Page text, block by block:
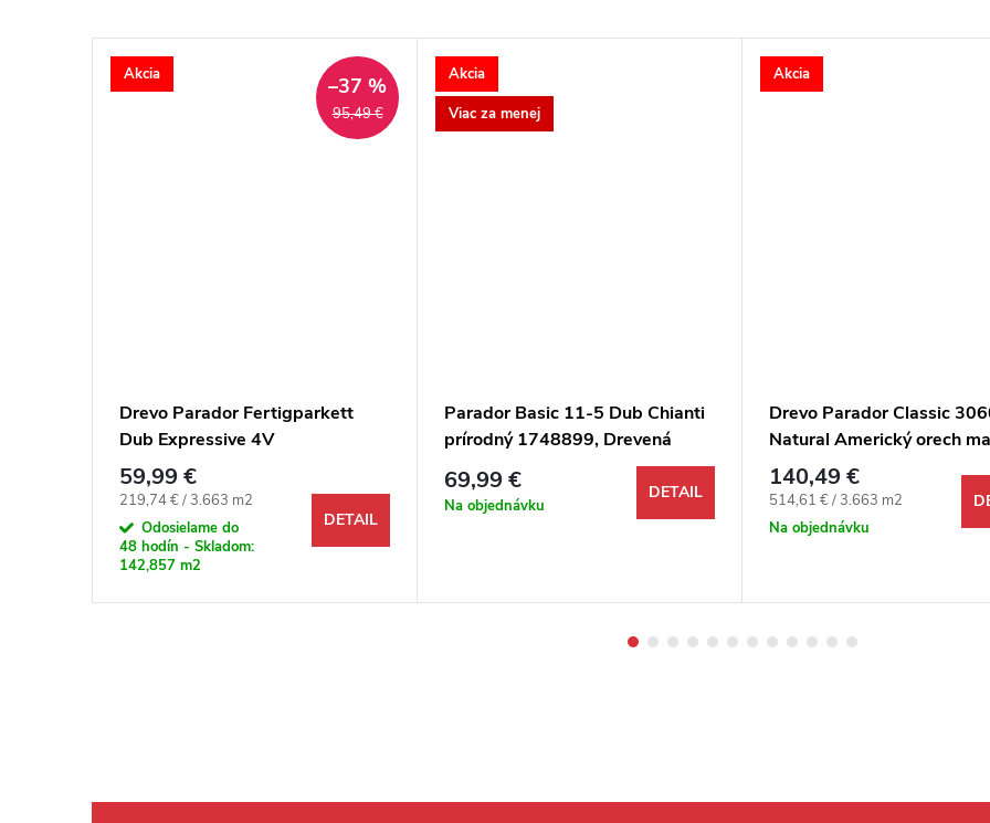
Akcia
95,49 €
–37 %
Drevo Parador Fertigparkett
Dub Expressive 4V
59,99 €
Jednotková cena:
219,74 € / 3.663 m2
Odosielame do
48 hodín - Skladom:
142,857 m2
DETAIL
Akcia
Viac za menej
Parador Basic 11-5 Dub Chianti
prírodný 1748899, Drevená
podlaha 1-lamela M4V olej
69,99 €
Na objednávku
DETAIL
Akcia
Drevo Parador Classic
Natural Americký orech
lak trojlamela
140,49 €
Jednotková cena:
514,61 € / 3.663 m2
Na objednávku